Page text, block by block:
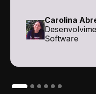
Carolina
Software